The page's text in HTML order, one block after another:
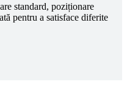
standard, poziționare
pentru a satisface diferite